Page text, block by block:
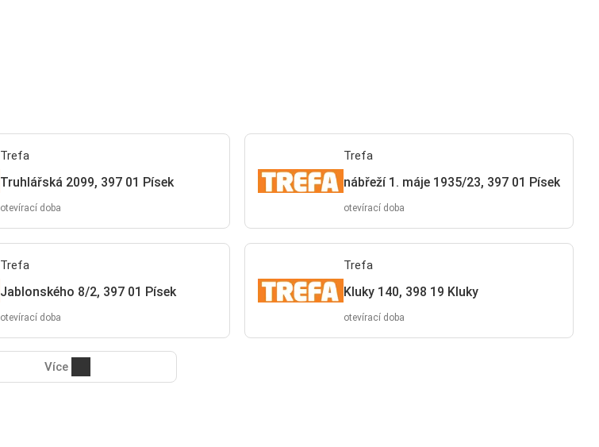
Trefa
Truhlářská 2099, 397 01 Písek
otevírací doba
Trefa
nábřeží 1. máje 1935/23, 397 01 Písek
otevírací doba
Trefa
Jablonského 8/2, 397 01 Písek
otevírací doba
Trefa
Kluky 140, 398 19 Kluky
otevírací doba
Více